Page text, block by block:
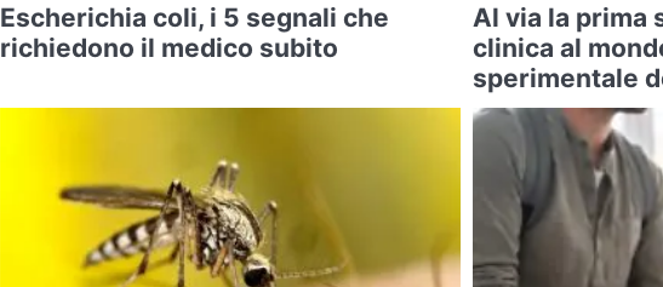
Escherichia coli, i 5 segnali che
richiedono il medico subito
Al via la prima
clinica al
sperimentale